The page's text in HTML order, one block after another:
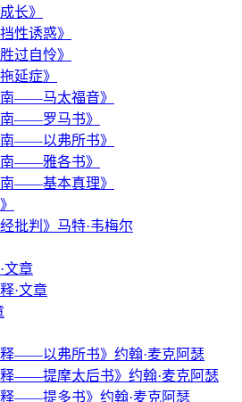
长》
性诱惑》
过自怜》
延症》
南——马太福音》
南——罗马书》
南——以弗所书》
南——雅各书》
南——基本真理》
批判》马特·韦梅尔
文章
·文章
释——以弗所书》约翰·麦克阿瑟
释——提摩太后书》约翰·麦克阿瑟
释——提多书》约翰·麦克阿瑟